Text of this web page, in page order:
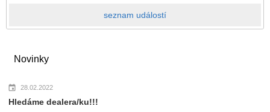
seznam událostí
Novinky
28.02.2022
Hledáme dealera/ku!!!